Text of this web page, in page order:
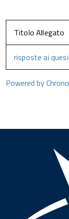
Titolo Allegato
risposte ai
Powered by